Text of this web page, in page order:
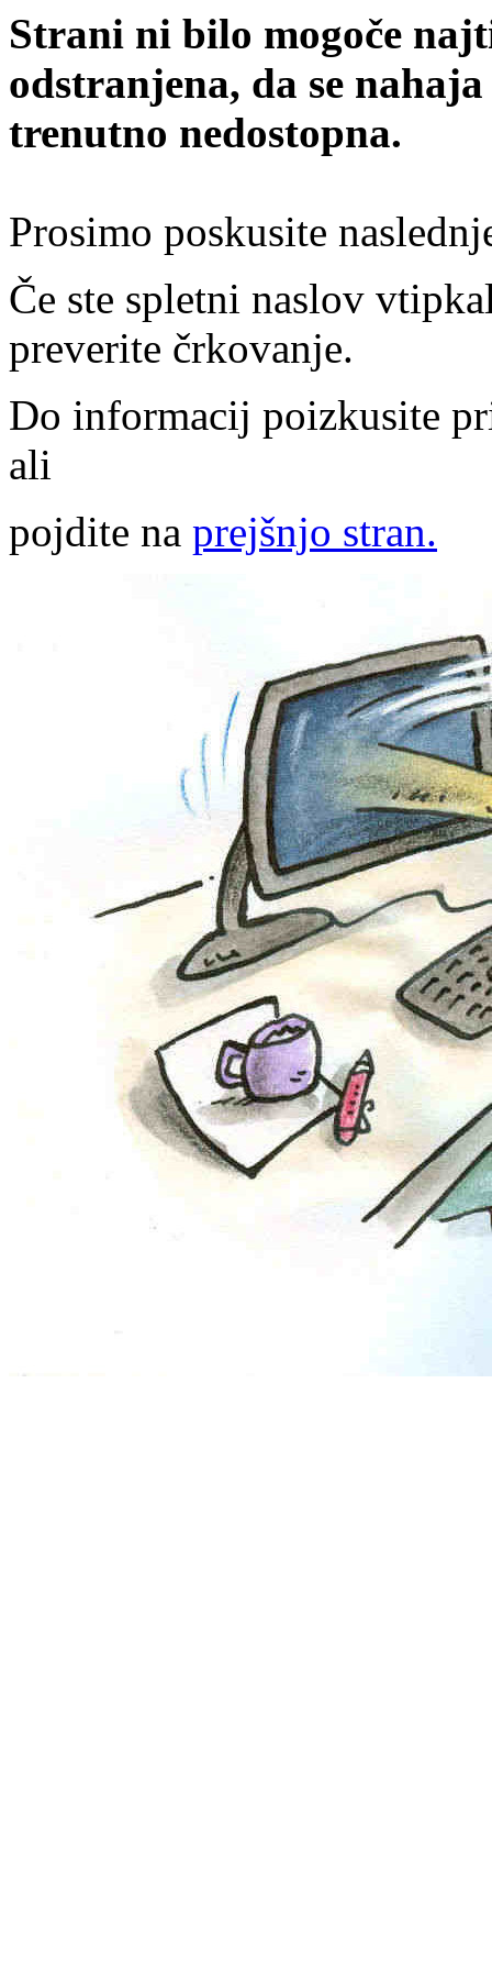
Strani ni bilo mogoče
odstranjena, da se
trenutno nedostopna.
Prosimo poskusite
Če ste spletni naslov
preverite črkovanje.
Do informacij poizkusite
ali
pojdite na prejšnjo stran.